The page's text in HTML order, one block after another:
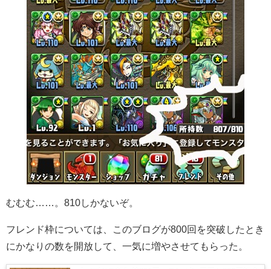
むむむ……。810しかないぞ。
フレンド枠については、このブログが800回を突破したとき
にかなりの数を開放して、一気に増やさせてもらった。